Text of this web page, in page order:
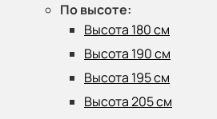
По высоте:
Высота 180 см
Высота 190 см
Высота 195 см
Высота 205 см